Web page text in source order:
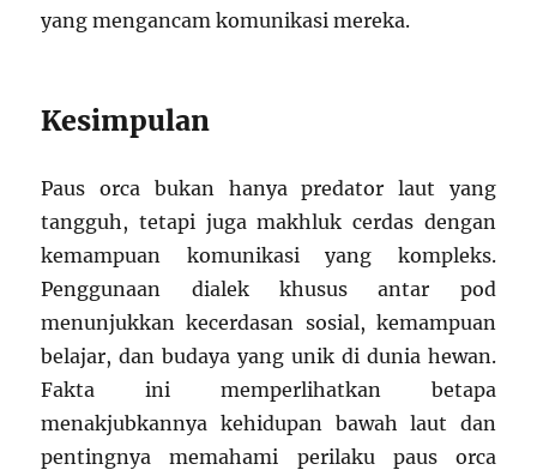
yang mengancam komunikasi mereka.
Kesimpulan
Paus orca bukan hanya predator laut yang
tangguh, tetapi juga makhluk cerdas dengan
kemampuan komunikasi yang kompleks.
Penggunaan dialek khusus antar pod
menunjukkan kecerdasan sosial, kemampuan
belajar, dan budaya yang unik di dunia hewan.
Fakta ini memperlihatkan betapa
menakjubkannya kehidupan bawah laut dan
pentingnya memahami perilaku paus orca